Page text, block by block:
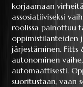
korjaamaan
assosiatiiviseksi
roolissa painottuu
oppimistilanteiden
järjestäminen. Fitts
autonominen
automaattisesti.
suoritustaan, vaan